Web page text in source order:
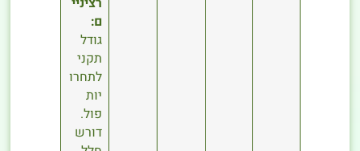
ם:
גודל
תקני
לתחרו
יות
פול.
דורש